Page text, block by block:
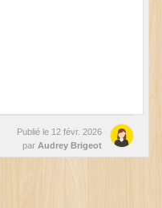
Publié le 12 févr. 2026
par Audrey Brigeot